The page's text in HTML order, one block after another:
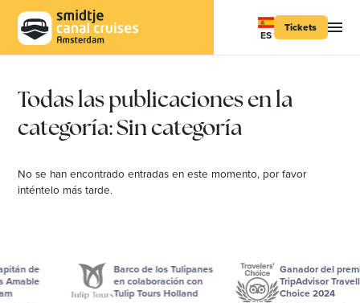
ES
Tickets
Todas las publicaciones en la
categoría: Sin categoría
No se han encontrado entradas en este momento, por favor
inténtelo más tarde.
de
Barco de los Tulipanes
en colaboración con
Tulip Tours Holland
Ganador del premio
TripAdvisor Travellers'
Choice 2024